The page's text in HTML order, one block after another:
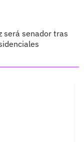
será senador tras